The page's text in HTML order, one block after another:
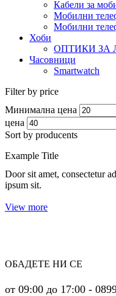
Кабели за
Мобилни
Мобилни
Хоби
ОПТИКИ ЗА
Часовници
Smartwatch
Filter by price
Минимална цена
цена
Sort by producents
Example Title
Door sit amet, consectetur
ipsum sit.
View more
ОБАДЕТЕ НИ СЕ
от 09:00 до 17:00 -